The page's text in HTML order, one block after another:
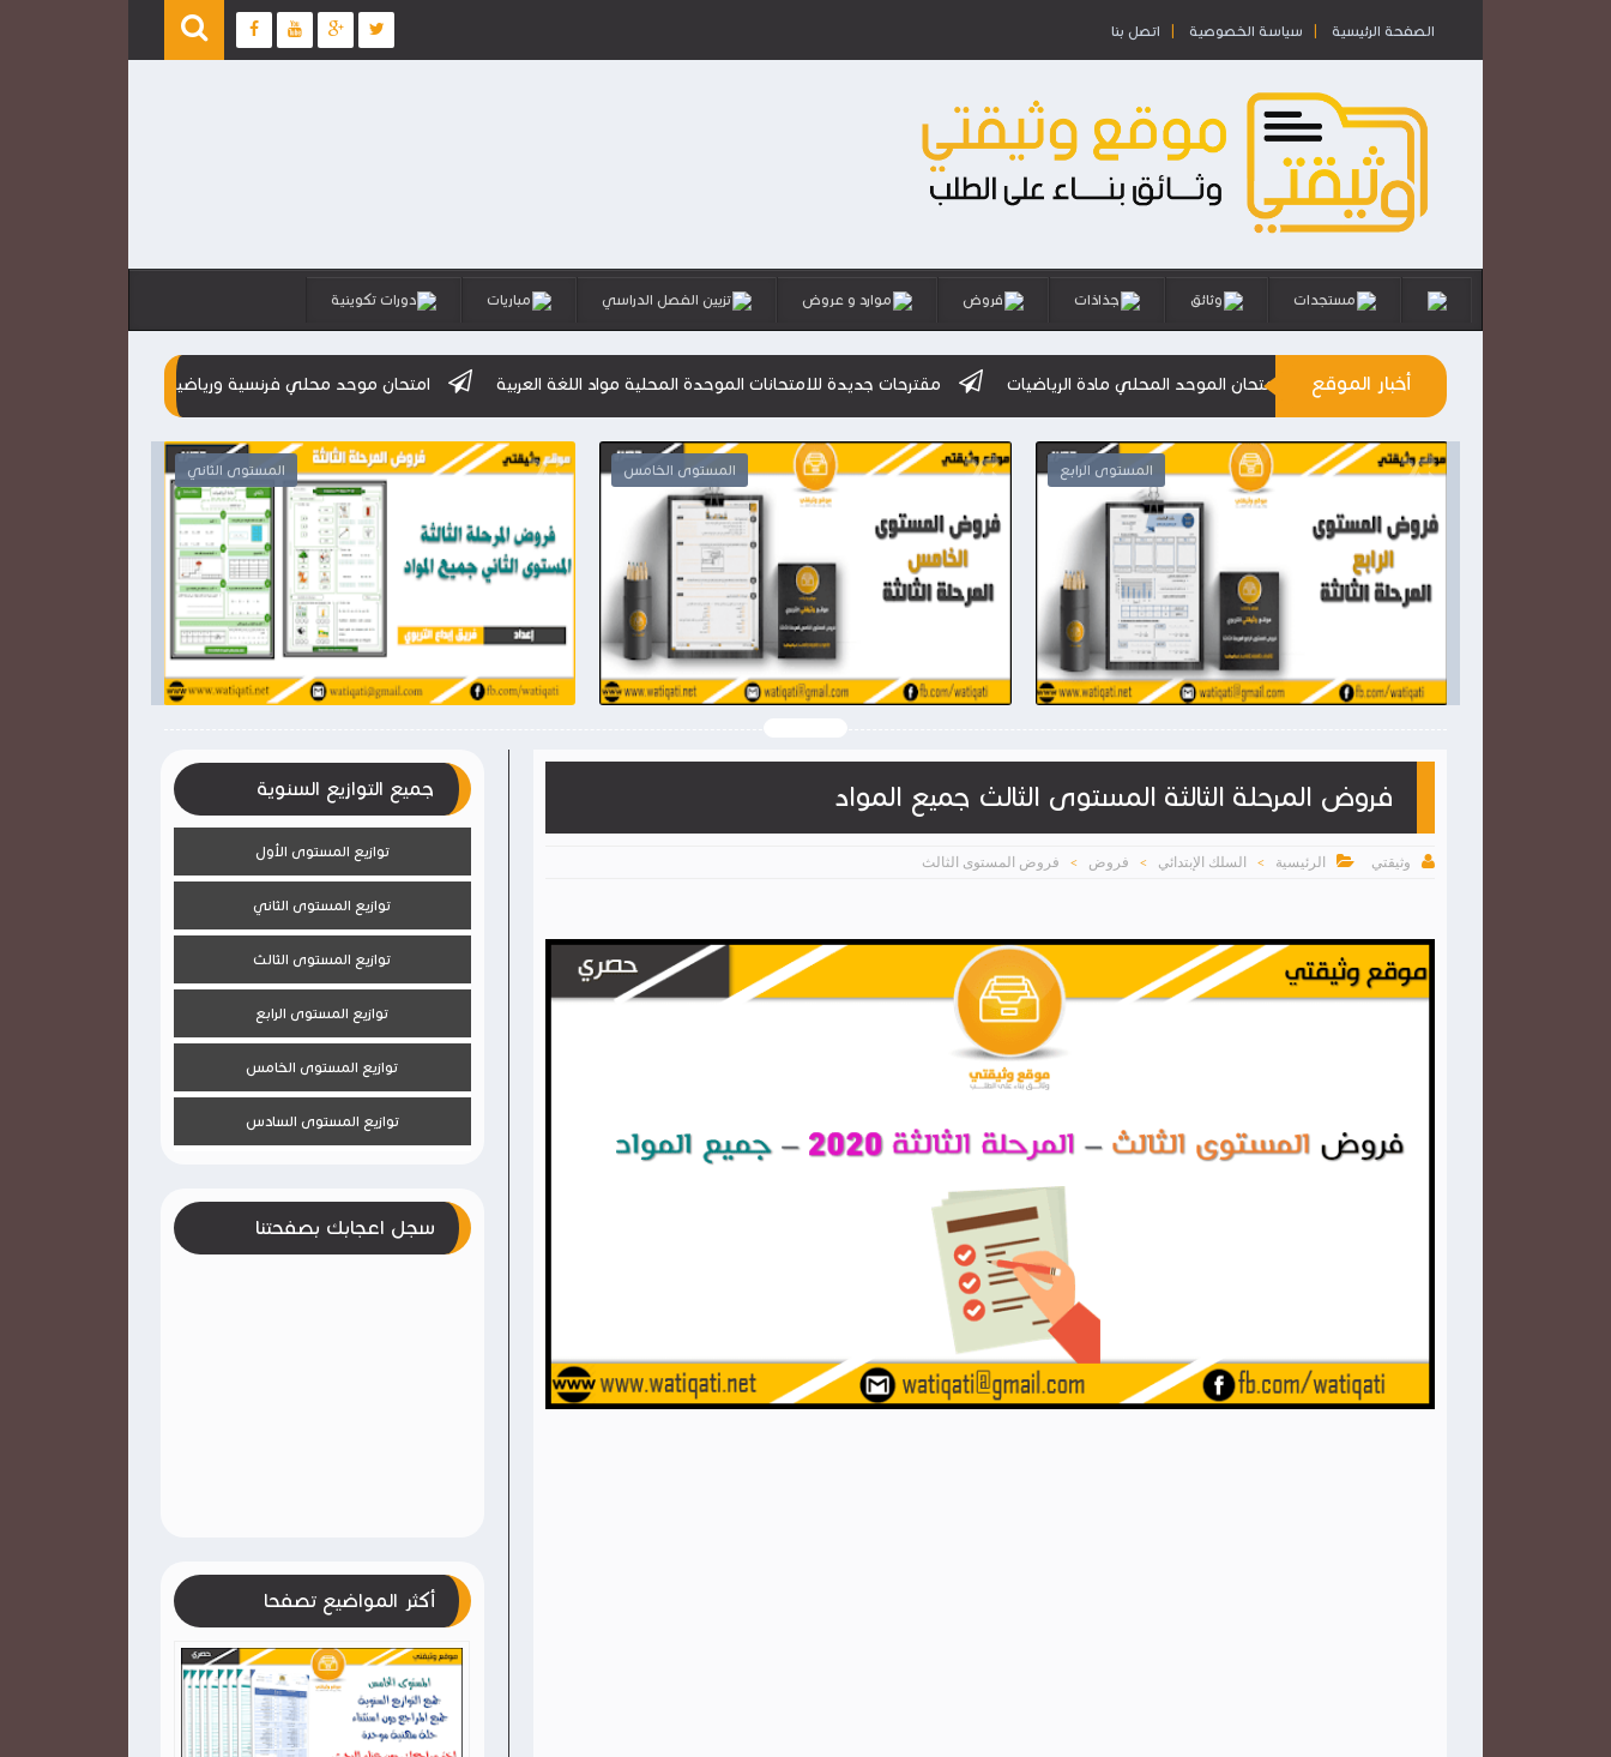
الصفحة الرئيسية سياسة الخصوصية اتصل بنا
مستجدات وثائق جذاذات فروض موارد و عروض تزيين الفصل الدراسي مباريات دورات تكوينية
أخبار الموقع
تمارين تطبيقية استعدادا للامتحان الموحد المحلي مادة الرياضيات مقترحات جديدة للامتحانات الموحدة المحلية مواد اللغة العربية امتحان موحد محلي فرنسية ورياضيات تجميعية الامتحانات
المستوى الثاني
2026-03-28
وثيقتي
شاهد الموضوع
المستوى الخامس
2026-03-28
وثيقتي
شاهد الموضوع
المستوى الرابع
2026-03-28
وثيقتي
شاهد الموضوع
فروض المرحلة الثالثة المستوى الثالث جميع المواد
 وثيقتي  الرئيسية > السلك الإبتدائي > فروض > فروض المستوى الثالث
جميع التوازيع السنوية
توازيع المستوى الأول
توازيع المستوى الثاني
توازيع المستوى الثالث
توازيع المستوى الرابع
توازيع المستوى الخامس
توازيع المستوى السادس
سجل اعجابك بصفحتنا
أكثر المواضيع تصفحا